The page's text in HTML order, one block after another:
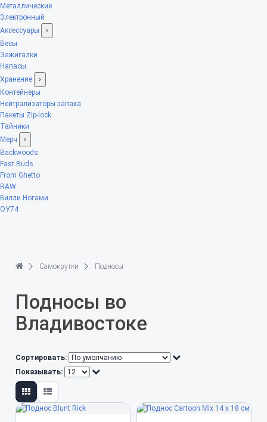
Металлические
Электронный
Аксессуары
›
Весы
Зажигалки
Напасы
Хранение
›
Контейнеры
Нейтрализаторы запаха
Пакеты Zip-lock
Тайники
Мерч
›
Backwoods
Fast Buds
From Ghetto
RAW
Билли Ногами
ОУ74
Самокрутки Подносы
Подносы во
Владивостоке
Сортировать:
Показывать: